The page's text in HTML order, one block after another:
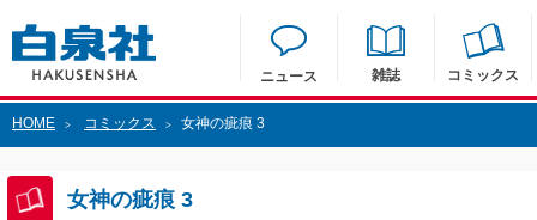
ニュース 雑誌 コミックス
HOME > コミックス > 女神の疵痕 3
女神の疵痕 3